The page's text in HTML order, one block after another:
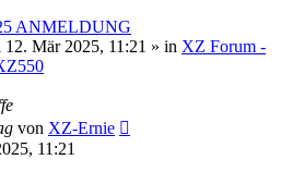
ANMELDUNG
Mär 2025, 11:21 » in XZ Forum -
von XZ-Ernie
11:21